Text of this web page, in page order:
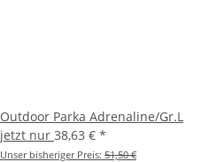
Outdoor Parka Adrenaline/Gr.L
jetzt nur 38,63 € *
Unser bisheriger Preis: 51,50 €